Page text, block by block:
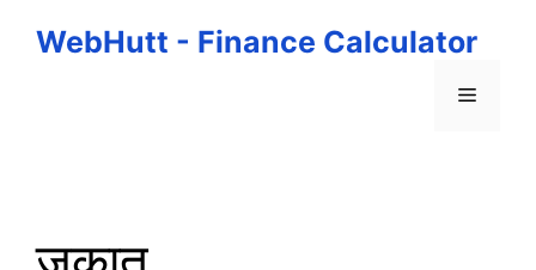
WebHutt - Finance Calculator
Menu